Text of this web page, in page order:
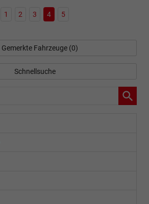
1 2 3 4 5
Gemerkte Fahrzeuge (0)
Schnellsuche